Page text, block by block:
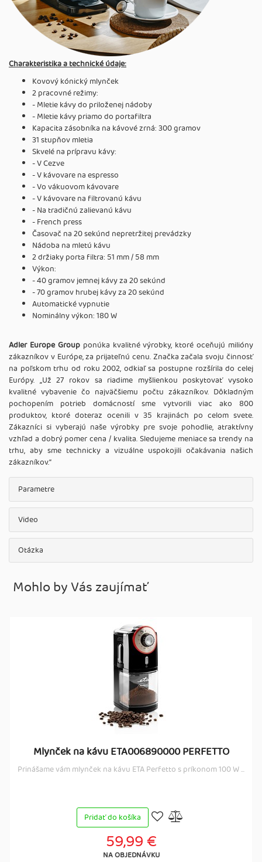
Charakteristika a technické údaje:
Kovový kónický mlynček
2 pracovné režimy:
- Mletie kávy do priloženej nádoby
- Mletie kávy priamo do portafiltra
Kapacita zásobníka na kávové zrná: 300 gramov
31 stupňov mletia
Skvelé na prípravu kávy:
- V Cezve
- V kávovare na espresso
- Vo vákuovom kávovare
- V kávovare na filtrovanú kávu
- Na tradičnú zalievanú kávu
- French press
Časovač na 20 sekúnd nepretržitej prevádzky
Nádoba na mletú kávu
2 držiaky porta filtra: 51 mm / 58 mm
Výkon:
- 40 gramov jemnej kávy za 20 sekúnd
- 70 gramov hrubej kávy za 20 sekúnd
Automatické vypnutie
Nominálny výkon: 180 W
Adler Europe Group ponúka kvalitné výrobky, ktoré oceňujú milióny
zákazníkov v Európe, za prijateľnú cenu. Značka začala svoju činnosť
na poľskom trhu od roku 2002, odkiaľ sa postupne rozšírila do celej
Európy. ,,Už 27 rokov sa riadime myšlienkou poskytovať vysoko
kvalitné vybavenie čo najväčšiemu počtu zákazníkov. Dôkladným
pochopením potrieb domácností sme vytvorili viac ako 800
produktov, ktoré doteraz ocenili v 35 krajinách po celom svete.
Zákazníci si vyberajú naše výrobky pre svoje pohodlie, atraktívny
vzhľad a dobrý pomer cena / kvalita. Sledujeme meniace sa trendy na
trhu, aby sme technicky a vizuálne uspokojili očakávania našich
zákazníkov.‘‘
Parametre
Video
Otázka
Mohlo by Vás zaujímať
Mlynček na kávu ETA006890000 PERFETTO
Prinášame vám mlynček na kávu ETA Perfetto s príkonom 100 W ...
Pridať do košíka
59,99 €
NA OBJEDNÁVKU